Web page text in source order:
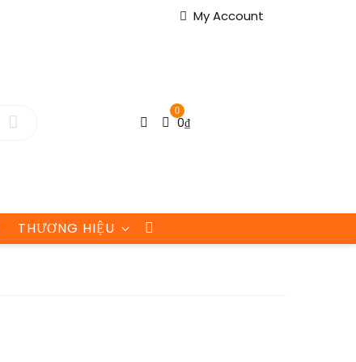
My Account
0
0₫
THƯƠNG HIỆU